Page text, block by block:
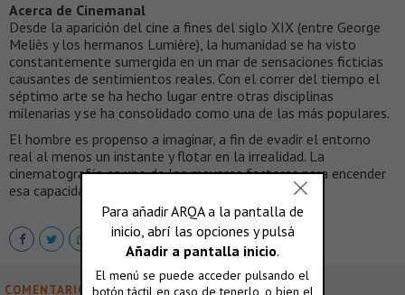
Acerca de Cinemanal
Desde la aparición del cine a fines del siglo XIX (entre George
Meliès y los hermanos Lumière), la humanidad se ha visto
constantemente sumergida en un mar de sensaciones ficticias
causantes de sentimientos reales. Con el correr del tiempo el
séptimo arte se ha hecho lugar entre otras disciplinas
milenarias y se ha consolidado como una de las más populares.
El hombre es propenso a imaginar, a fin de evadir el entorno
real al menos un instante y flotar en la irrealidad. La
cinematografía es uno de los mayores factores para encender
esa capacidad.
COMENTARIOS